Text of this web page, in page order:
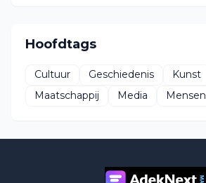
Hoofdtags
Cultuur Geschiedenis
Kunst
Maatschappij
Media Mensen